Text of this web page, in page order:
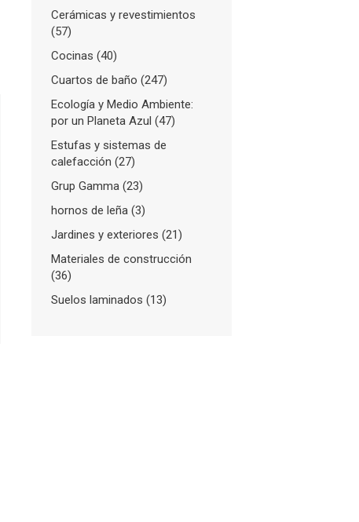
Cerámicas y revestimientos
(57)
Cocinas (40)
Cuartos de baño (247)
Ecología y Medio Ambiente:
por un Planeta Azul (47)
Estufas y sistemas de
calefacción (27)
Grup Gamma (23)
hornos de leña (3)
Jardines y exteriores (21)
Materiales de construcción
(36)
Suelos laminados (13)